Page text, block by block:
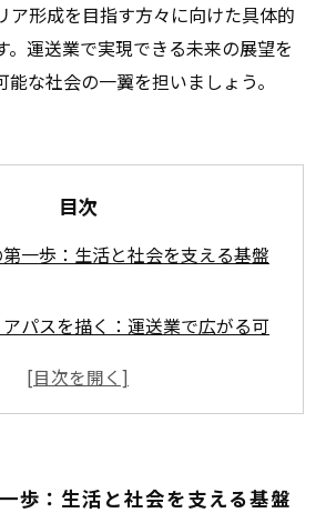
ア形成を目指す方々に向けた具体的
。運送業で実現できる未来の展望を
な社会の一翼を担いましょう。
目次
一歩：生活と社会を支える基盤
パスを描く：運送業で広がる可
に変わる運送業の現場：必須スキ
歩：生活と社会を支える基盤